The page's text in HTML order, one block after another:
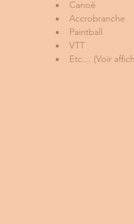
Canoë
Accrobranche
Paintball
VTT
Etc… (Voir